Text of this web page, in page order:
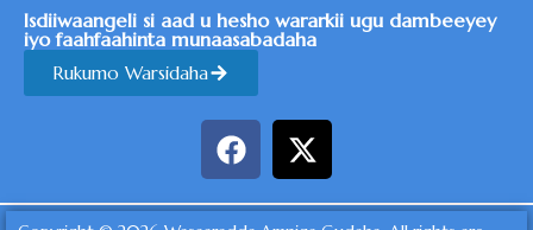
Isdiiwaangeli si aad u hesho wararkii ugu dambeeyey
iyo faahfaahinta munaasabadaha
Rukumo Warsidaha
F
a
e
X
-
w